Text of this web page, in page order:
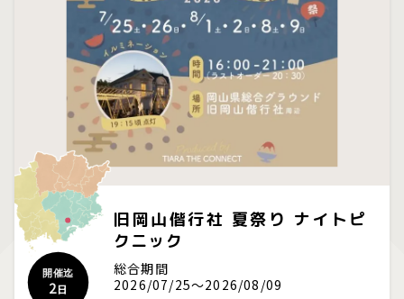
旧岡山偕行社 夏祭り ナイトピ
クニック
開催迄
2日
総合期間
2026/07/25～2026/08/09